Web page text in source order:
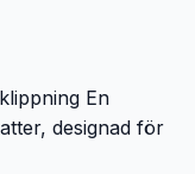
En
designad för